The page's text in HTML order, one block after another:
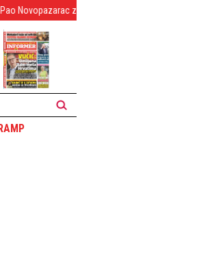
zbog falsifikovane robe: Zaplenjena kopija